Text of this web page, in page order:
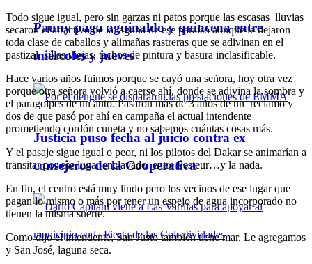
Pauny paga aguinaldo y quincena entre
miércoles y jueves
Justicia puso fecha al juicio contra ex
consejeros de la Cooperativa
Todo sigue igual, pero sin garzas ni patos porque las escasas lluvias
secaron el atractivo de la laguna de ese paraíso aunque le dejaron
toda clase de caballos y alimañas rastreras que se adivinan en el
pastizal, sillas viejas, tachos de pintura y basura inclasificable.
Hace varios años fuimos porque se cayó una señora, hoy otra vez
porque otra señora volvió a caerse ahí, donde se adivina la sombra y
el paragolpes de un auto. Pasaron más de 3 años de un reclamo y
dos de que pasó por ahí en campaña el actual intendente
prometiendo cordón cuneta y no sabemos cuántas cosas más.
Y el pasaje sigue igual o peor, ni los pilotos del Dakar se animarían a
transitar por ese lugar enclavado entre Pasteur…y la nada.
En fin, el centro está muy lindo pero los vecinos de ese lugar que
pagan lo mismo o más por tener un espejo de agua incorporado no
tienen la misma suerte.
Como dijo el intendente, San Justo también tiene mar. Le agregamos
y San José, laguna seca.